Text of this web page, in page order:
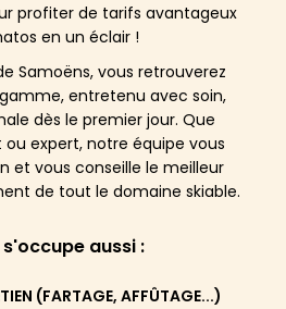
profiter de tarifs avantageux
en un éclair !
Samoëns, vous retrouverez
entretenu avec soin,
dès le premier jour. Que
expert, notre équipe vous
et vous conseille le meilleur
de tout le domaine skiable.
aussi :
(FARTAGE, AFFÛTAGE...)